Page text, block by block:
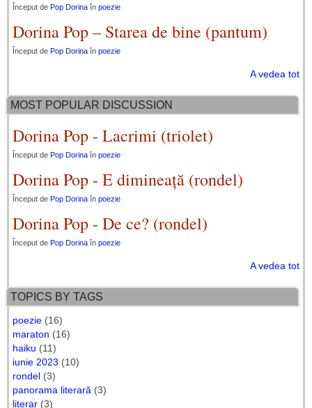
Început de Pop Dorina în poezie
Dorina Pop – Starea de bine (pantum)
Început de Pop Dorina în poezie
A vedea tot
MOST POPULAR DISCUSSION
Dorina Pop - Lacrimi (triolet)
Început de Pop Dorina în poezie
Dorina Pop - E dimineață (rondel)
Început de Pop Dorina în poezie
Dorina Pop - De ce? (rondel)
Început de Pop Dorina în poezie
A vedea tot
TOPICS BY TAGS
poezie (16)
maraton (16)
haiku (11)
iunie 2023 (10)
rondel (3)
panorama literară (3)
literar (3)